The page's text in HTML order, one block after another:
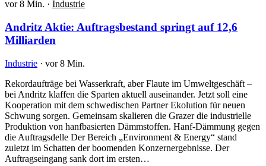
vor 8 Min. · Industrie
Andritz Aktie: Auftragsbestand springt auf 12,6
Milliarden
Industrie · vor 8 Min.
Rekordaufträge bei Wasserkraft, aber Flaute im Umweltgeschäft –
bei Andritz klaffen die Sparten aktuell auseinander. Jetzt soll eine
Kooperation mit dem schwedischen Partner Ekolution für neuen
Schwung sorgen. Gemeinsam skalieren die Grazer die industrielle
Produktion von hanfbasierten Dämmstoffen. Hanf-Dämmung gegen
die Auftragsdelle Der Bereich „Environment & Energy“ stand
zuletzt im Schatten der boomenden Konzernergebnisse. Der
Auftragseingang sank dort im ersten…